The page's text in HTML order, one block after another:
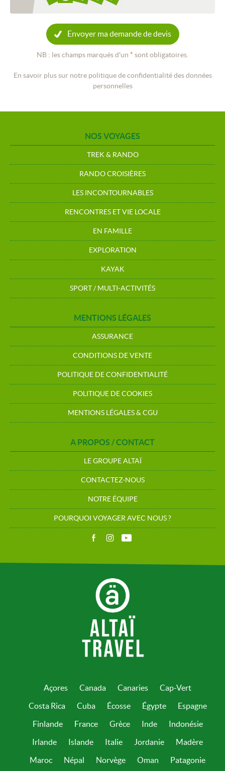
Envoyer ma demande de devis
NB : les champs marqués d'un * sont obligatoires.
En savoir plus sur notre politique de confidentialité des données
personnelles
NOS VOYAGES
TREK & RANDO
RANDO CROISIÈRES
LES INCONTOURNABLES
RENCONTRES ET VIE LOCALE
EN FAMILLE
EXPLORATION
KAYAK
SPORT / MULTI-ACTIVITÉS
MENTIONS LÉGALES
ASSURANCE
CONDITIONS DE VENTE
POLITIQUE DE CONFIDENTIALITÉ
POLITIQUE DE COOKIES
MENTIONS LÉGALES & CGU
A PROPOS / CONTACT
LE GROUPE ALTAÏ
CONTACTEZ-NOUS
NOTRE ÉQUIPE
POURQUOI VOYAGER AVEC NOUS ?
Açores Canada Canaries
Cap-Vert
Costa Rica
Cuba Écosse Égypte
Espagne
Finlande
France Grèce Inde
Indonésie
Irlande
Islande Italie Jordanie
Madère
Maroc
Népal Norvège Oman Patagonie